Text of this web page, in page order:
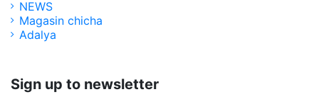
NEWS
Magasin chicha
Adalya
Sign up to newsletter